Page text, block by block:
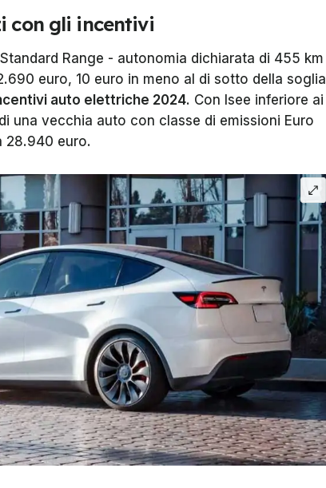
con gli incentivi
Standard Range - autonomia dichiarata di 455 km
euro, 10 euro in meno al di sotto della soglia
auto elettriche 2024. Con Isee inferiore ai
una vecchia auto con classe di emissioni Euro
28.940 euro.